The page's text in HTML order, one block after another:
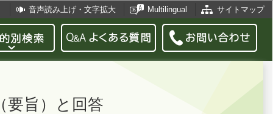
音声読み上げ・文字拡大 Multilingual サイトマップ
要旨）と回答